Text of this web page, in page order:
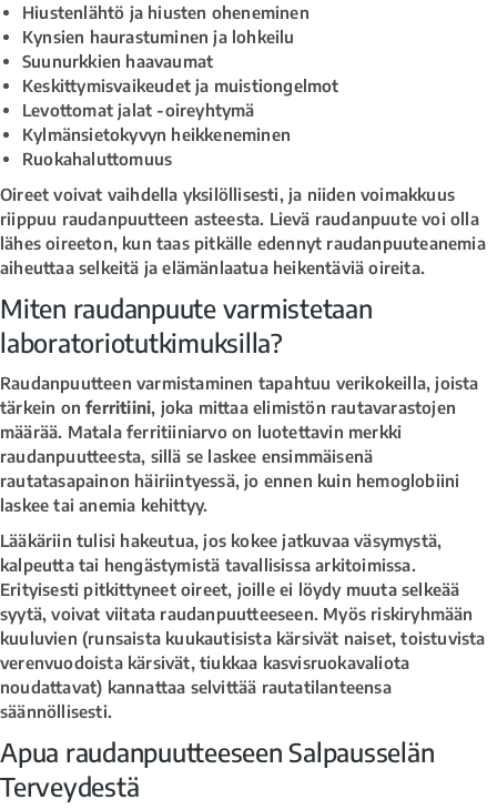
Hiustenlähtö ja hiusten oheneminen
Kynsien haurastuminen ja lohkeilu
Suunurkkien haavaumat
Keskittymisvaikeudet ja muistiongelmot
Levottomat jalat -oireyhtymä
Kylmänsietokyvyn heikkeneminen
Ruokahaluttomuus
Oireet voivat vaihdella yksilöllisesti, ja niiden voimakkuus
riippuu raudanpuutteen asteesta. Lievä raudanpuute voi olla
lähes oireeton, kun taas pitkälle edennyt raudanpuuteanemia
aiheuttaa selkeitä ja elämänlaatua heikentäviä oireita.
Miten raudanpuute varmistetaan
laboratoriotutkimuksilla?
Raudanpuutteen varmistaminen tapahtuu verikokeilla, joista
tärkein onferritiini, joka mittaa elimistön rautavarastojen
määrää. Matala ferritiiniarvo on luotettavin merkki
raudanpuutteesta, sillä se laskee ensimmäisenä
rautatasapainon häiriintyessä, jo ennen kuin hemoglobiini
laskee tai anemia kehittyy.
Lääkäriin tulisi hakeutua, jos kokee jatkuvaa väsymystä,
kalpeutta tai hengästymistä tavallisissa arkitoimissa.
Erityisesti pitkittyneet oireet, joille ei löydy muuta selkeää
syytä, voivat viitata raudanpuutteeseen. Myös riskiryhmään
kuuluvien (runsaista kuukautisista kärsivät naiset, toistuvista
verenvuodoista kärsivät, tiukkaa kasvisruokavaliota
noudattavat) kannattaa selvittää rautatilanteensa
säännöllisesti.
Apua raudanpuutteeseen Salpausselän
Terveydestä